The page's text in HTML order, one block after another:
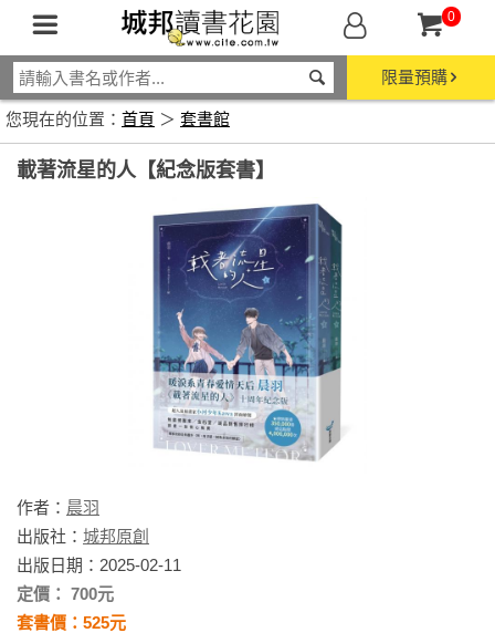
0
限量預購
您現在的位置： 首頁 ＞ 套書館
載著流星的人【紀念版套書】
作者： 晨羽
出版社： 城邦原創
出版日期：2025-02-11
定價： 700元
套書價：525元